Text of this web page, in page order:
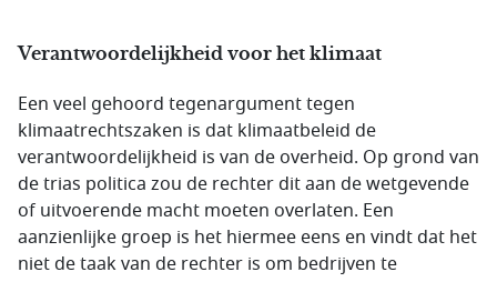
Verantwoordelijkheid voor het klimaat
Een veel gehoord tegenargument tegen
klimaatrechtszaken is dat klimaatbeleid de
verantwoordelijkheid is van de overheid. Op grond van
de trias politica zou de rechter dit aan de wetgevende
of uitvoerende macht moeten overlaten. Een
aanzienlijke groep is het hiermee eens en vindt dat het
niet de taak van de rechter is om bedrijven te